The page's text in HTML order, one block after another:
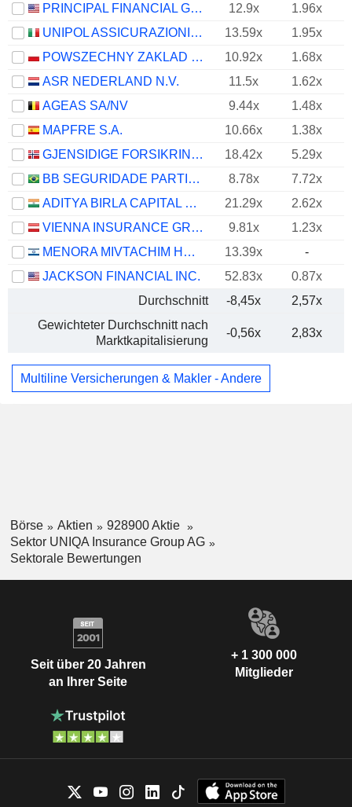
PRINCIPAL FINANCIAL GROUP, INC.
12.9x
1.96x
UNIPOL ASSICURAZIONI S.P.A.
13.59x
1.95x
POWSZECHNY ZAKLAD UBEZPIECZE? SPÓLKA AKCYJNA
10.92x
1.68x
ASR NEDERLAND N.V.
11.5x
1.62x
AGEAS SA/NV
9.44x
1.48x
MAPFRE S.A.
10.66x
1.38x
GJENSIDIGE FORSIKRING ASA
18.42x
5.29x
BB SEGURIDADE PARTICIPAÇÕES S.A.
8.78x
7.72x
ADITYA BIRLA CAPITAL LIMITED
21.29x
2.62x
VIENNA INSURANCE GROUP AG
9.81x
1.23x
MENORA MIVTACHIM HOLDINGS LTD.
13.39x
-
JACKSON FINANCIAL INC.
52.83x
0.87x
Durchschnitt
-8,45x
2,57x
Gewichteter Durchschnitt nach
Marktkapitalisierung
-0,56x 2,83x
Multiline Versicherungen & Makler - Andere
Börse Aktien
928900 Aktie
Sektor UNIQA Insurance Group AG
Sektorale Bewertungen
Seit über 20 Jahren
an Ihrer Seite
+ 1 300 000
Mitglieder